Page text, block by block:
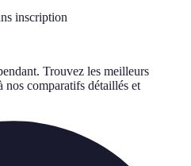
inscription
Trouvez les meilleurs
comparatifs détaillés et